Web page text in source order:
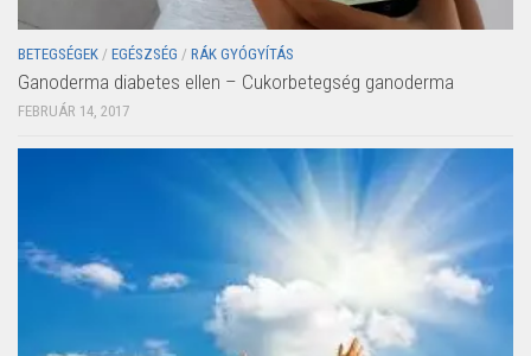
BETEGSÉGEK / EGÉSZSÉG / RÁK GYÓGYÍTÁS
Ganoderma diabetes ellen – Cukorbetegség ganoderma
FEBRUÁR 14, 2017